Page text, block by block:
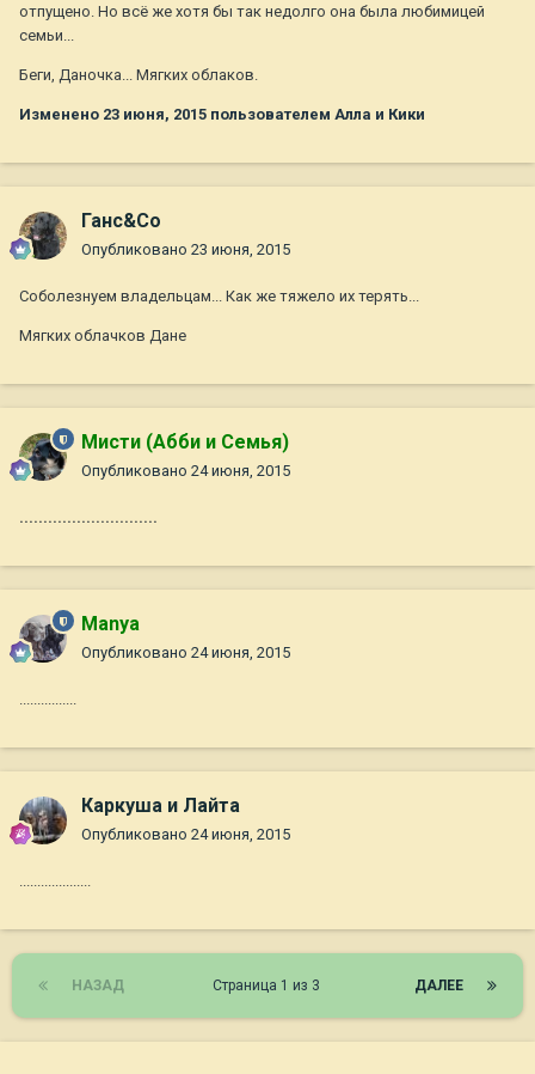
отпущено. Но всё же хотя бы так недолго она была любимицей
семьи...
Беги, Даночка... Мягких облаков.
Изменено 23 июня, 2015 пользователем Алла и Кики
Ганс&Co
Опубликовано 23 июня, 2015
Соболезнуем владельцам... Как же тяжело их терять...
Мягких облачков Дане
Мисти (Абби и Семья)
Опубликовано 24 июня, 2015
.............................
Manya
Опубликовано 24 июня, 2015
................
Каркуша и Лайта
Опубликовано 24 июня, 2015
....................
НАЗАД ДАЛЕЕ
Страница 1 из 3